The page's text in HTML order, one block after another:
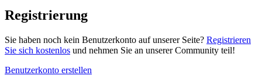
Registrierung
Sie haben noch kein Benutzerkonto auf unserer Seite? Registrieren
Sie sich kostenlos und nehmen Sie an unserer Community teil!
Benutzerkonto erstellen